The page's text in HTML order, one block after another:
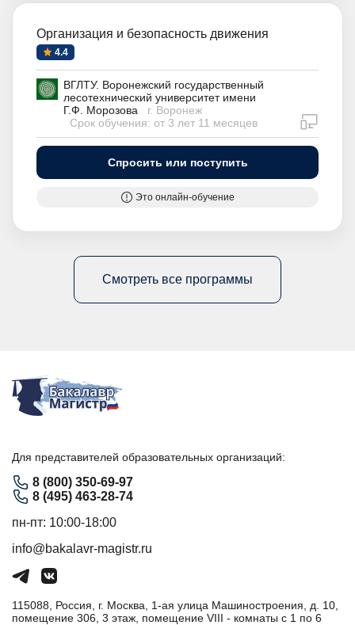
Организация и безопасность движения
4.4
ВГЛТУ. Воронежский государственный
лесотехнический университет имени
Г.Ф. Морозова
г. Воронеж
Срок обучения: от 3 лет 11 месяцев
Спросить или поступить
Это онлайн-обучение
Смотреть все программы
Для представителей образовательных организаций:
8 (800) 350-69-97
8 (495) 463-28-74
пн-пт: 10:00-18:00
info@bakalavr-magistr.ru
115088, Россия, г. Москва, 1-ая улица Машиностроения, д. 10,
помещение 306, 3 этаж, помещение VIII - комнаты с 1 по 6